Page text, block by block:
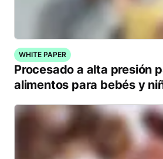
WHITE PAPER
Procesado a alta presión
alimentos para bebés y